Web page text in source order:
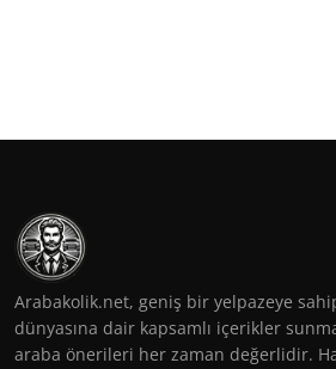
Arabakolik.net, geniş bir yelpazeye
dünyasına dair kapsamlı içerikler
araba önerileri her zaman değerlidir.